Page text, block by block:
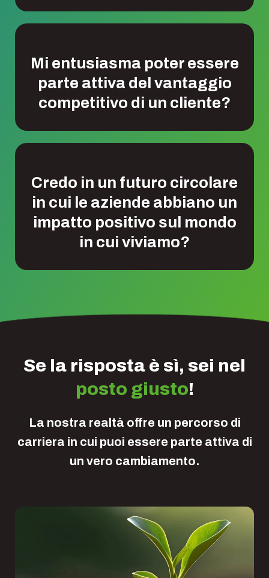
Mi entusiasma poter essere
parte attiva del vantaggio
competitivo di un cliente?
Credo in un futuro circolare
in cui le aziende abbiano un
impatto positivo sul mondo
in cui viviamo?
Se la risposta è sì, sei nel
posto giusto!
La nostra realtà offre un percorso di
carriera in cui puoi essere parte attiva di
un vero cambiamento.